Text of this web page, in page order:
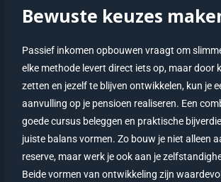
Bewuste keuzes
Passief inkomen opbouwen vraagt om
elke methode levert direct iets op, maar door
zetten en jezelf te blijven ontwikkelen, kun je
aanvulling op je pensioen realiseren. Een
goede cursus beleggen en praktische
juiste balans vormen. Zo bouw je niet alleen
reserve, maar werk je ook aan je
Beide vormen van ontwikkeling zijn